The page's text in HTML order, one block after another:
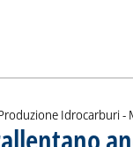
'Le importazioni di
alla notizia
Idrocarburi -